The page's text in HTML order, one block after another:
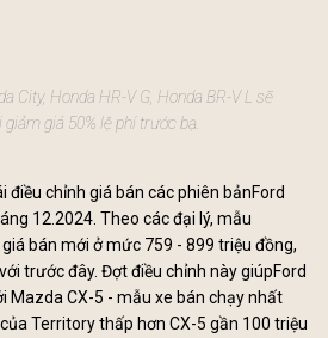
City, Honda HR-V G, Honda BR-V L sẽ
giá 50% lệ phí trước bạ.
điều chỉnh giá bán các phiên bảnFord
12.2024. Theo các đại lý, mẫu
bán mới ở mức 759 - 899 triệu đồng,
trước đây. Đợt điều chỉnh này giúpFord
Mazda CX-5 - mẫu xe bán chạy nhất
Territory thấp hơn CX-5 gần 100 triệu